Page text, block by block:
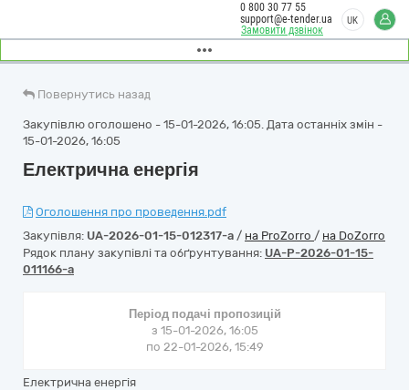
Замовити дзвінок
0 800 30 77 55
support@e-tender.ua
UK
Повернутись назад
Закупівлю оголошено - 15-01-2026, 16:05. Дата останніх змін -
15-01-2026, 16:05
Електрична енергія
Оголошення про проведення.pdf
Закупівля: UA-2026-01-15-012317-a / на ProZorro / на DoZorro
Рядок плану закупівлі та обґрунтування: UA-P-2026-01-15-
011166-a
Період подачі пропозицій
з 15-01-2026, 16:05
по 22-01-2026, 15:49
Електрична енергія